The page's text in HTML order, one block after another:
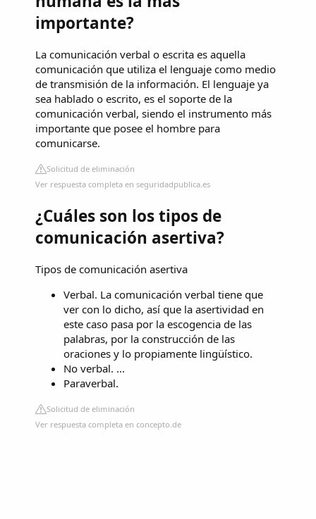
importante?
La comunicación verbal o escrita es aquella
comunicación que utiliza el lenguaje como medio
de transmisión de la información. El lenguaje ya
sea hablado o escrito, es el soporte de la
comunicación verbal, siendo el instrumento más
importante que posee el hombre para
comunicarse.
Solicitud de eliminación
Ver respuesta completa en seguridadpublica.es
¿Cuáles son los tipos de
comunicación asertiva?
Tipos de comunicación asertiva
Verbal. La comunicación verbal tiene que
ver con lo dicho, así que la asertividad en
este caso pasa por la escogencia de las
palabras, por la construcción de las
oraciones y lo propiamente lingüístico.
No verbal. ...
Paraverbal.
Solicitud de eliminación
Ver respuesta completa en concepto.de